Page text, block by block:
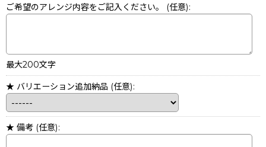
ご希望のアレンジ内容をご記入ください。 (任意):
最大200文字
★ バリエーション追加納品 (任意):
★ 備考 (任意):